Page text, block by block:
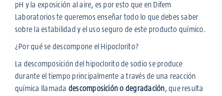
pH y la exposición al aire, es por esto que en Difem
Laboratorios te queremos enseñar todo lo que debes saber
sobre la estabilidad y el uso seguro de este producto químico.
¿Por qué se descompone el Hipoclorito?
La descomposición del hipoclorito de sodio se produce
durante el tiempo principalmente a través de una reacción
química llamada descomposición o degradación, que resulta